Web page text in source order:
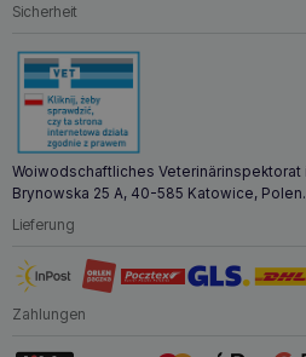
Sicherheit
Woiwodschaftliches Veterinärinspektorat
Brynowska 25 A, 40-585 Katowice, Polen.
Lieferung
Zahlungen